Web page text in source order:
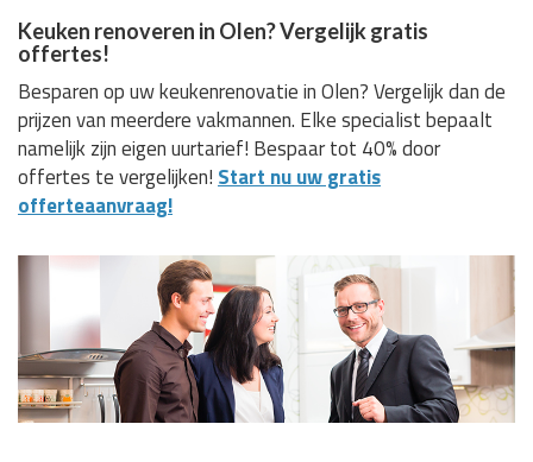
Keuken renoveren in Olen? Vergelijk gratis
offertes!
Besparen op uw keukenrenovatie in Olen? Vergelijk dan de
prijzen van meerdere vakmannen. Elke specialist bepaalt
namelijk zijn eigen uurtarief! Bespaar tot 40% door
offertes te vergelijken! Start nu uw gratis
offerteaanvraag!